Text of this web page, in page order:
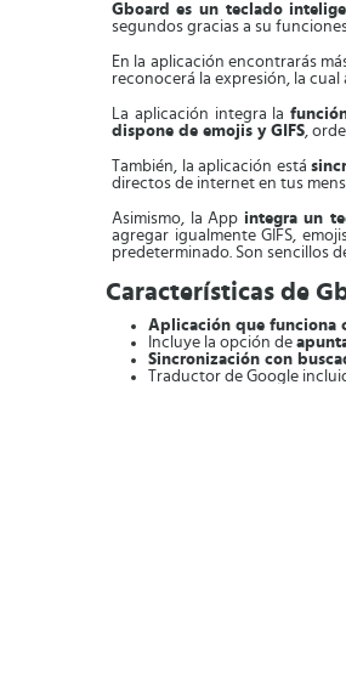
Gboard es un teclado
segundos gracias a su
En la aplicación encontrarás
reconocerá la expresión, la
La aplicación integra la
dispone de emojis y GIFS,
También, la aplicación está
directos de internet en tus
Asimismo, la App integra un
agregar igualmente GIFS,
predeterminado. Son sencillos
Características de
Aplicación que funciona
Incluye la opción de
Sincronización con
Traductor de Google
es un